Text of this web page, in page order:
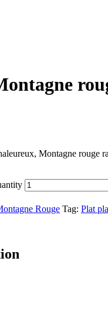
Montagne rouge
Rouge Tag: Plat